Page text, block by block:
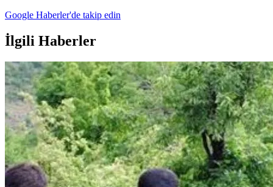
Google Haberler'de takip edin
İlgili Haberler